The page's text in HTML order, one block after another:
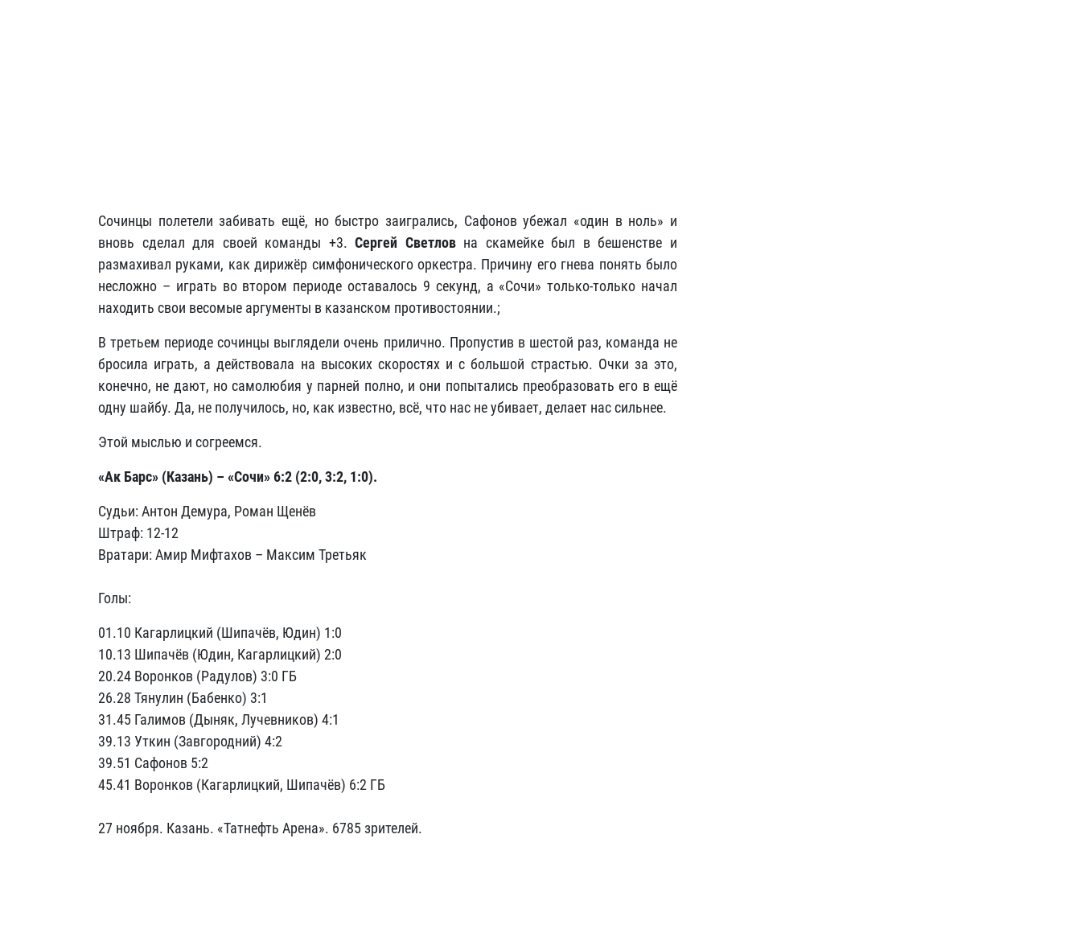
Сочинцы полетели забивать ещё, но быстро заигрались, Сафонов убежал «один в ноль» и
вновь сделал для своей команды +3.Сергей Светловна скамейке был в бешенстве и
размахивал руками, как дирижёр симфонического оркестра. Причину его гнева понять было
несложно – играть во втором периоде оставалось 9 секунд, а «Сочи» только-только начал
находить свои весомые аргументы в казанском противостоянии.;
В третьем периоде сочинцы выглядели очень прилично. Пропустив в шестой раз, команда не
бросила играть, а действовала на высоких скоростях и с большой страстью. Очки за это,
конечно, не дают, но самолюбия у парней полно, и они попытались преобразовать его в ещё
одну шайбу. Да, не получилось, но, как известно, всё, что нас не убивает, делает нас сильнее.
Этой мыслью и согреемся.
«Ак Барс» (Казань) – «Сочи» 6:2 (2:0, 3:2, 1:0).
Судьи: Антон Демура, Роман Щенёв
Штраф: 12-12
Вратари: Амир Мифтахов – Максим Третьяк
Голы:
01.10 Кагарлицкий (Шипачёв, Юдин) 1:0
10.13 Шипачёв (Юдин, Кагарлицкий) 2:0
20.24 Воронков (Радулов) 3:0 ГБ
26.28 Тянулин (Бабенко) 3:1
31.45 Галимов (Дыняк, Лучевников) 4:1
39.13 Уткин (Завгородний) 4:2
39.51 Сафонов 5:2
45.41 Воронков (Кагарлицкий, Шипачёв) 6:2 ГБ
27 ноября. Казань. «Татнефть Арена». 6785 зрителей.